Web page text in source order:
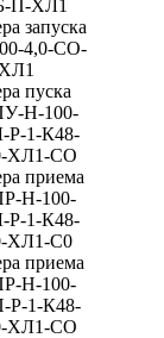
П-ХЛ1
запуска
4,0-СО-
пуска
Н-100-
Р-1-К48-
ХЛ1-СО
приема
Н-100-
Р-1-К48-
ХЛ1-С0
приема
Н-100-
Р-1-К48-
ХЛ1-СО